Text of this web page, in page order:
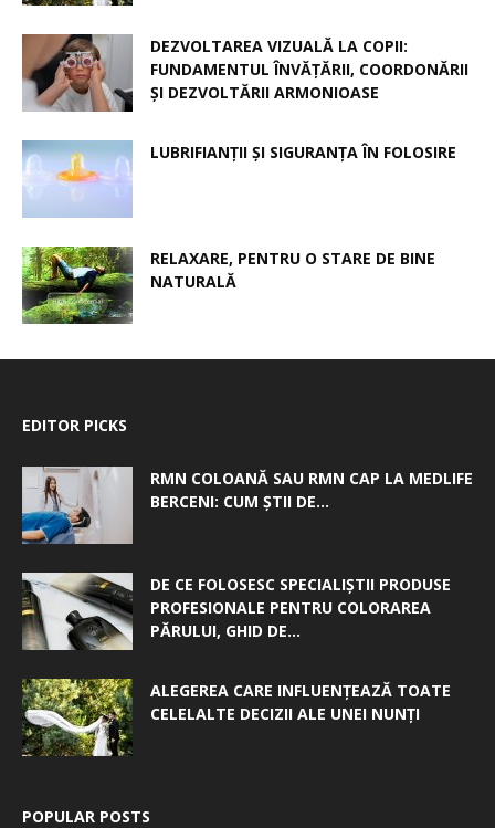
DEZVOLTAREA VIZUALĂ LA COPII:
FUNDAMENTUL ÎNVĂȚĂRII, COORDONĂRII
ȘI DEZVOLTĂRII ARMONIOASE
LUBRIFIANȚII ȘI SIGURANȚA ÎN FOLOSIRE
RELAXARE, PENTRU O STARE DE BINE
NATURALĂ
EDITOR PICKS
RMN COLOANĂ SAU RMN CAP LA MEDLIFE
BERCENI: CUM ȘTII DE...
DE CE FOLOSESC SPECIALIȘTII PRODUSE
PROFESIONALE PENTRU COLORAREA
PĂRULUI, GHID DE...
ALEGEREA CARE INFLUENȚEAZĂ TOATE
CELELALTE DECIZII ALE UNEI NUNȚI
POPULAR POSTS